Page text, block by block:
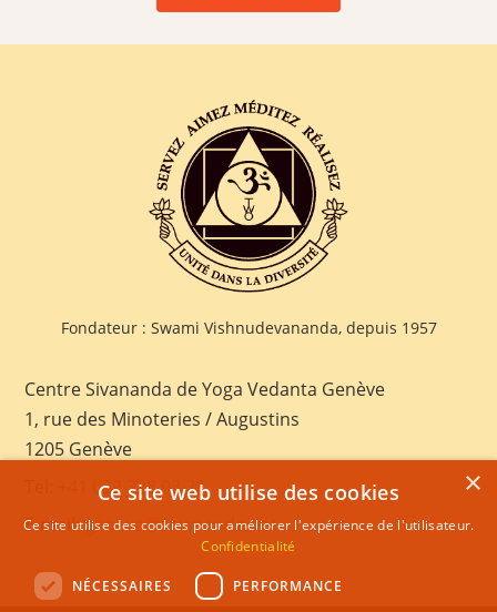
Fondateur : Swami Vishnudevananda, depuis 1957
Centre Sivananda de Yoga Vedanta Genève
1, rue des Minoteries / Augustins
1205 Genève
+41 022 328 03 28
E-mail:geneva@sivananda.net
×
Ce site web utilise des cookies
Ce site utilise des cookies pour améliorer l'expérience de l'utilisateur.
Confidentialité
NÉCESSAIRES PERFORMANCE